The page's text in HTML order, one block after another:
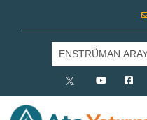
X Youtube